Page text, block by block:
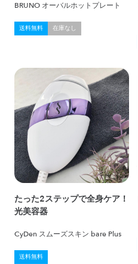
BRUNO オーバルホットプレート
送料無料 在庫なし
たった2ステップで全身ケア！
光美容器
CyDen スムーズスキン bare Plus
送料無料